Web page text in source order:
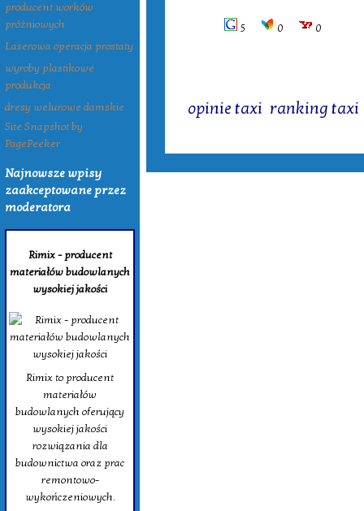
producent worków
próżniowych
Laserowa operacja prostaty
wyroby plastikowe
produkcja
dresy welurowe damskie
Site Snapshot by
PagePeeker
Najnowsze wpisy
zaakceptowane przez
moderatora
Rimix - producent
materiałów budowlanych
wysokiej jakości
Rimix to producent
materiałów
budowlanych oferujący
wysokiej jakości
rozwiązania dla
budownictwa oraz prac
remontowo-
wykończeniowych.
5 0 0
opinie taxi ranking taxi